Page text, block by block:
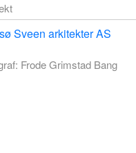
Sveen arkitekter AS
Frode Grimstad Bang